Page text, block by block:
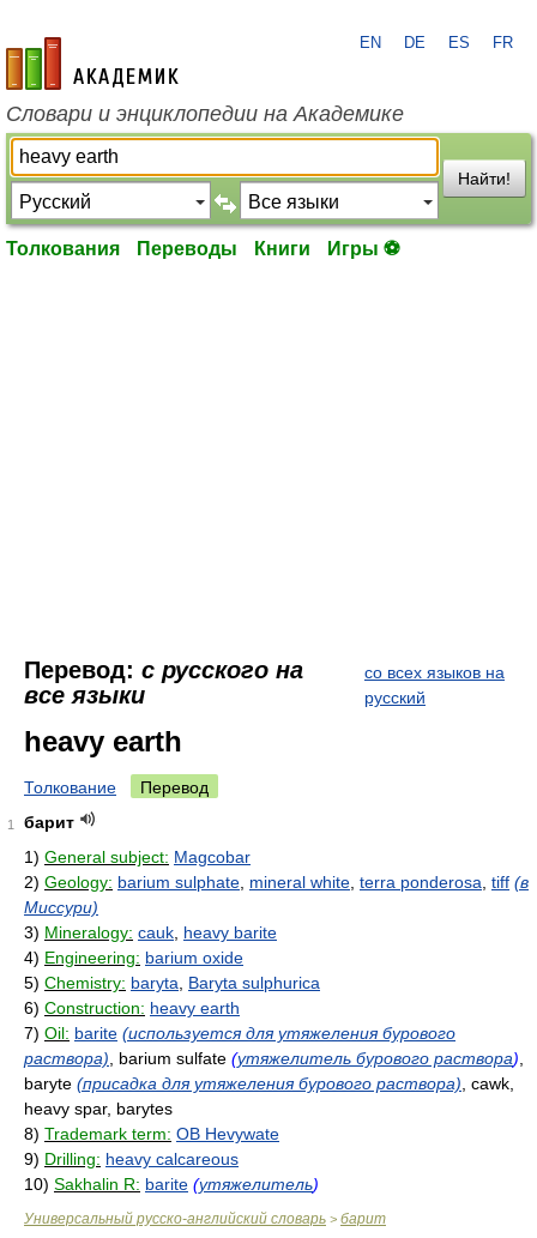
academic.ru
EN DE ES FR
Словари и энциклопедии на Академике
Найти!
Толкования Переводы Книги Игры ⚽
Перевод: с русского на
все языки
со всех языков на
русский
heavy earth
Толкование Перевод
1
барит
1) General subject: Magcobar
2) Geology: barium sulphate mineral white terra ponderosa tiff (в
Миссури)
3) Mineralogy: cauk heavy barite
4) Engineering: barium oxide
5) Chemistry: baryta
Baryta sulphurica
6) Construction: heavy earth
7) Oil: barite (используется для утяжеления бурового
раствора) , barium sulfate (утяжелитель бурового раствора)
baryte (присадка для утяжеления бурового раствора) , cawk,
heavy spar, barytes
8) Trademark term: OB Hevywate
9) Drilling: heavy calcareous
10) Sakhalin R: barite (утяжелитель)
Универсальный русско-английский словарь > барит